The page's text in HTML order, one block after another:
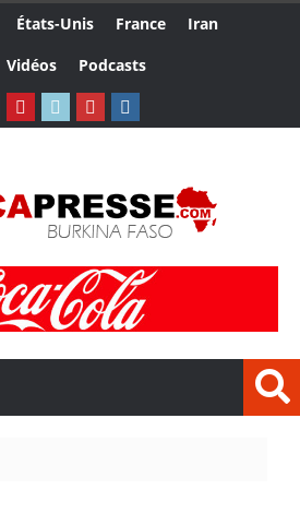
États-Unis France
Iran
Vidéos Podcasts